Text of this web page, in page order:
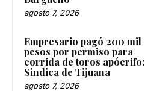
agosto 7, 2026
Empresario pagó 200 mil
pesos por permiso para
corrida de toros apócrifo:
Sindica de Tijuana
agosto 7, 2026